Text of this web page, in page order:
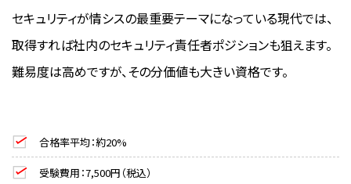
セキュリティが情シスの最重要テーマになっている現代では、
取得すれば社内のセキュリティ責任者ポジションも狙えます。
難易度は高めですが、その分価値も大きい資格です。
合格率平均：約20%
受験費用：7,500円（税込）